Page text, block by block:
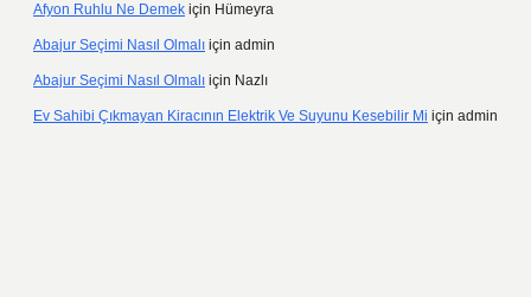
Afyon Ruhlu Ne Demek için Hümeyra
Abajur Seçimi Nasıl Olmalı için admin
Abajur Seçimi Nasıl Olmalı için Nazlı
Ev Sahibi Çıkmayan Kiracının Elektrik Ve Suyunu Kesebilir Mi için admin